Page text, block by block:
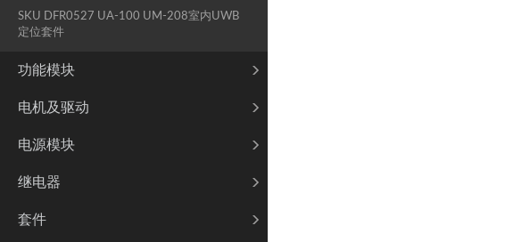
SKU DFR0527 UA-100 UM-208室内UWB
定位套件
功能模块
电机及驱动
电源模块
继电器
套件